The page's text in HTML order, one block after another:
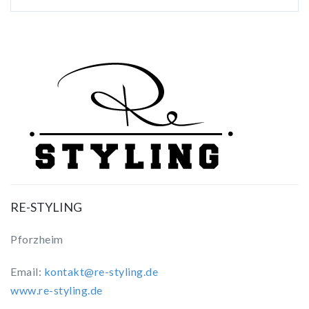
RE-STYLING
Pforzheim
Email: kontakt@re-styling.de
www.re-styling.de